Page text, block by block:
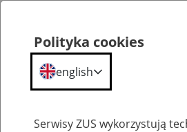
Polityka cookies
english
Serwisy ZUS wykorzystują